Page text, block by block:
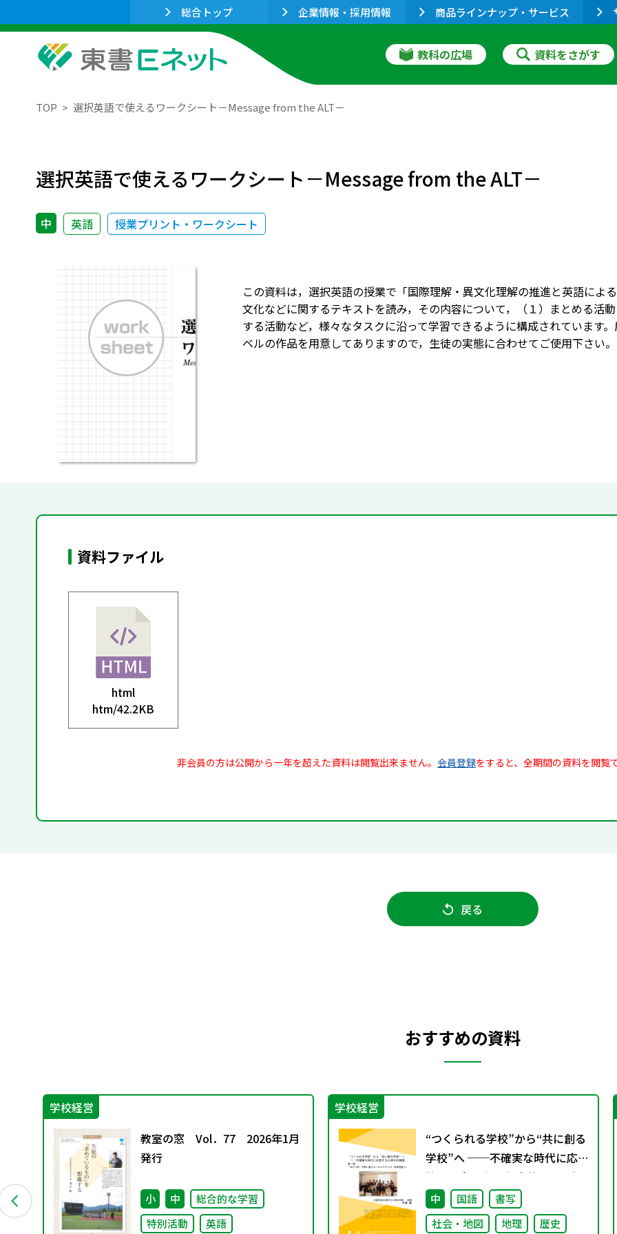
総合トップ 企業情報・採用情報 商品ラインナップ・サービス
教科の広場 資料をさがす
TOP 選択英語で使えるワークシート－Message from the ALT－
選択英語で使えるワークシート－Message from the ALT－
中 英語 授業プリント・ワークシート
この資料は，選択英語の授業で「国際理解・異文化理解の推進と英語によ
文化などに関するテキストを読み，その内容について，（１）まとめる
する活動など，様々なタスクに沿って学習できるように構成されています
ベルの作品を用意してありますので，生徒の実態に合わせてご使用下さい。
資料ファイル
html
htm/42.2KB
非会員の方は公開から一年を超えた資料は閲覧出来ません。 会員登録をすると、全期間の資料を閲覧
戻る
おすすめの資料
学校経営
教室の窓 Vol．77 2026年1月
発行
小 中
総合的な学習
特別活動
英語
学校経営
“つくられる学校”から“共に創る
学校”へ ──不確実な時代に応
答する小津中の実践 第一回 “当
たり前”を問い直すルールメイキ
ング（校則見直し）
中 国語
書写
社会・地図
地理 歴史